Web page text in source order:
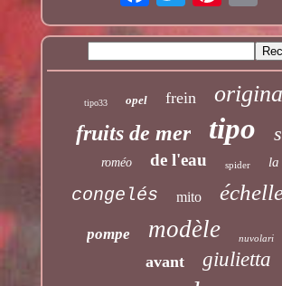
tipo33 opel frein
fruits de mer tipo
roméo de l'eau spider la
congelés mito
pompe modèle nuvolari
avant giulietta